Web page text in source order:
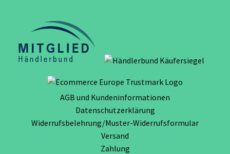
AGB und Kundeninformationen
Datenschutzerklärung
Widerrufsbelehrung/Muster-Widerrufsformular
Versand
Zahlung